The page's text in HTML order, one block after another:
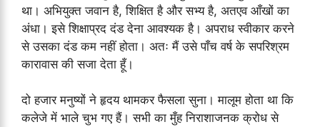
था। अभियुक्त जवान है, शिक्षित है और सभ्य है, अतएव आँखों का
अंधा। इसे शिक्षाप्रद दंड देना आवश्यक है। अपराध स्वीकार करने
से उसका दंड कम नहीं होता। अतः मैं उसे पाँच वर्ष के सपरिश्रम
कारावास की सजा देता हूँ।
दो हजार मनुष्यों ने हृदय थामकर फैसला सुना। मालूम होता था कि
कलेजे में भाले चुभ गए हैं। सभी का मुँह निराशाजनक क्रोध से